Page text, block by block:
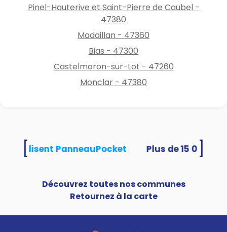
Pinel-Hauterive et Saint-Pierre de Caubel -
47380
Madaillan - 47360
Bias - 47300
Castelmoron-sur-Lot - 47260
Monclar - 47380
utilisent PanneauPocket
Découvrez toutes nos communes
Retournez à la carte